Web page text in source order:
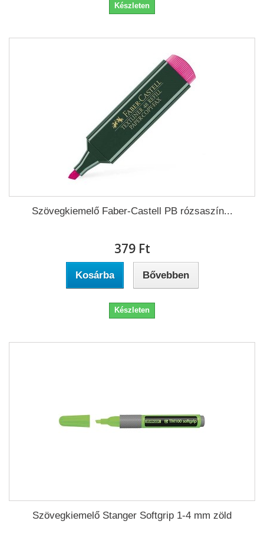
Készleten
Szövegkiemelő Faber-Castell PB rózsaszín...
379 Ft‎
Kosárba Bővebben
Készleten
Szövegkiemelő Stanger Softgrip 1-4 mm zöld